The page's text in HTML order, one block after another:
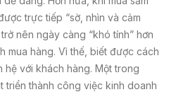
trực tiếp “sờ, nhìn và cảm
nên ngày càng “khó tính” hơn
mua hàng. Vì thế, biết được cách
hệ với khách hàng. Một trong
triển thành công việc kinh doanh